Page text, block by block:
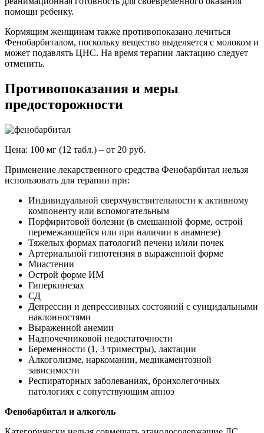
помощи ребенку.
Кормящим женщинам также противопоказано лечиться
Фенобарбиталом, поскольку вещество выделяется с молоком и
может подавлять ЦНС. На время терапии лактацию следует
отменить.
Противопоказания и меры
предосторожности
Цена: 100 мг (12 табл.) – от 20 руб.
Применение лекарственного средства Фенобарбитал нельзя
использовать для терапии при:
Индивидуальной сверхчувствительности к активному
компоненту или вспомогательным
Порфиритовой болезни (в смешанной форме, острой
перемежающейся или при наличии в анамнезе)
Тяжелых формах патологий печени и/или почек
Артериальной гипотензия в выраженной форме
Миастении
Острой форме ИМ
Гиперкинезах
СД
Депрессии и депрессивных состояний с суицидальными
наклонностями
Выраженной анемии
Надпочечниковой недостаточности
Беременности (1, 3 триместры), лактации
Алкоголизме, наркомании, медикаментозной
зависимости
Респираторных заболеваниях, бронхолегочных
патологиях с сопутствующим апноэ
Фенобарбитал и алкоголь